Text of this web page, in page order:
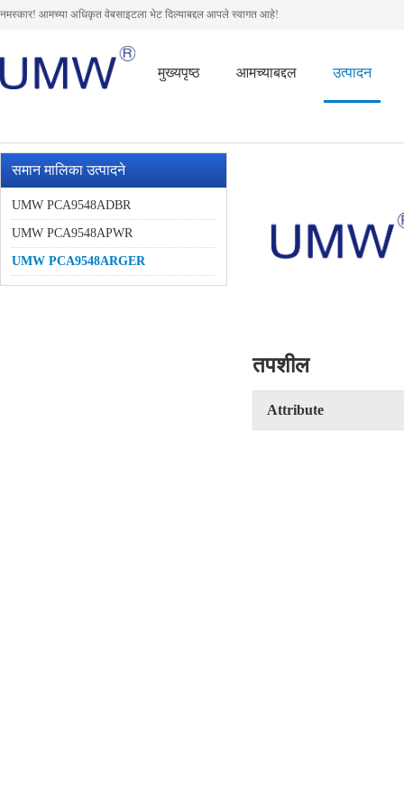
नमस्कार! आमच्या अधिकृत वेबसाइटला भेट दिल्याबद्दल आपले स्वागत आहे!
मुख्यपृष्ठ आमच्याबद्दल उत्पादन
समान मालिका उत्पादने
UMW PCA9548ADBR
UMW PCA9548APWR
UMW PCA9548ARGER
तपशील
Attribute